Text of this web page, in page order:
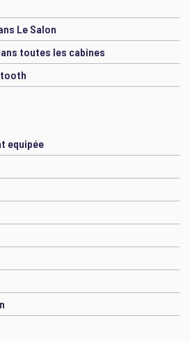
Le Salon
toutes les cabines
equipée